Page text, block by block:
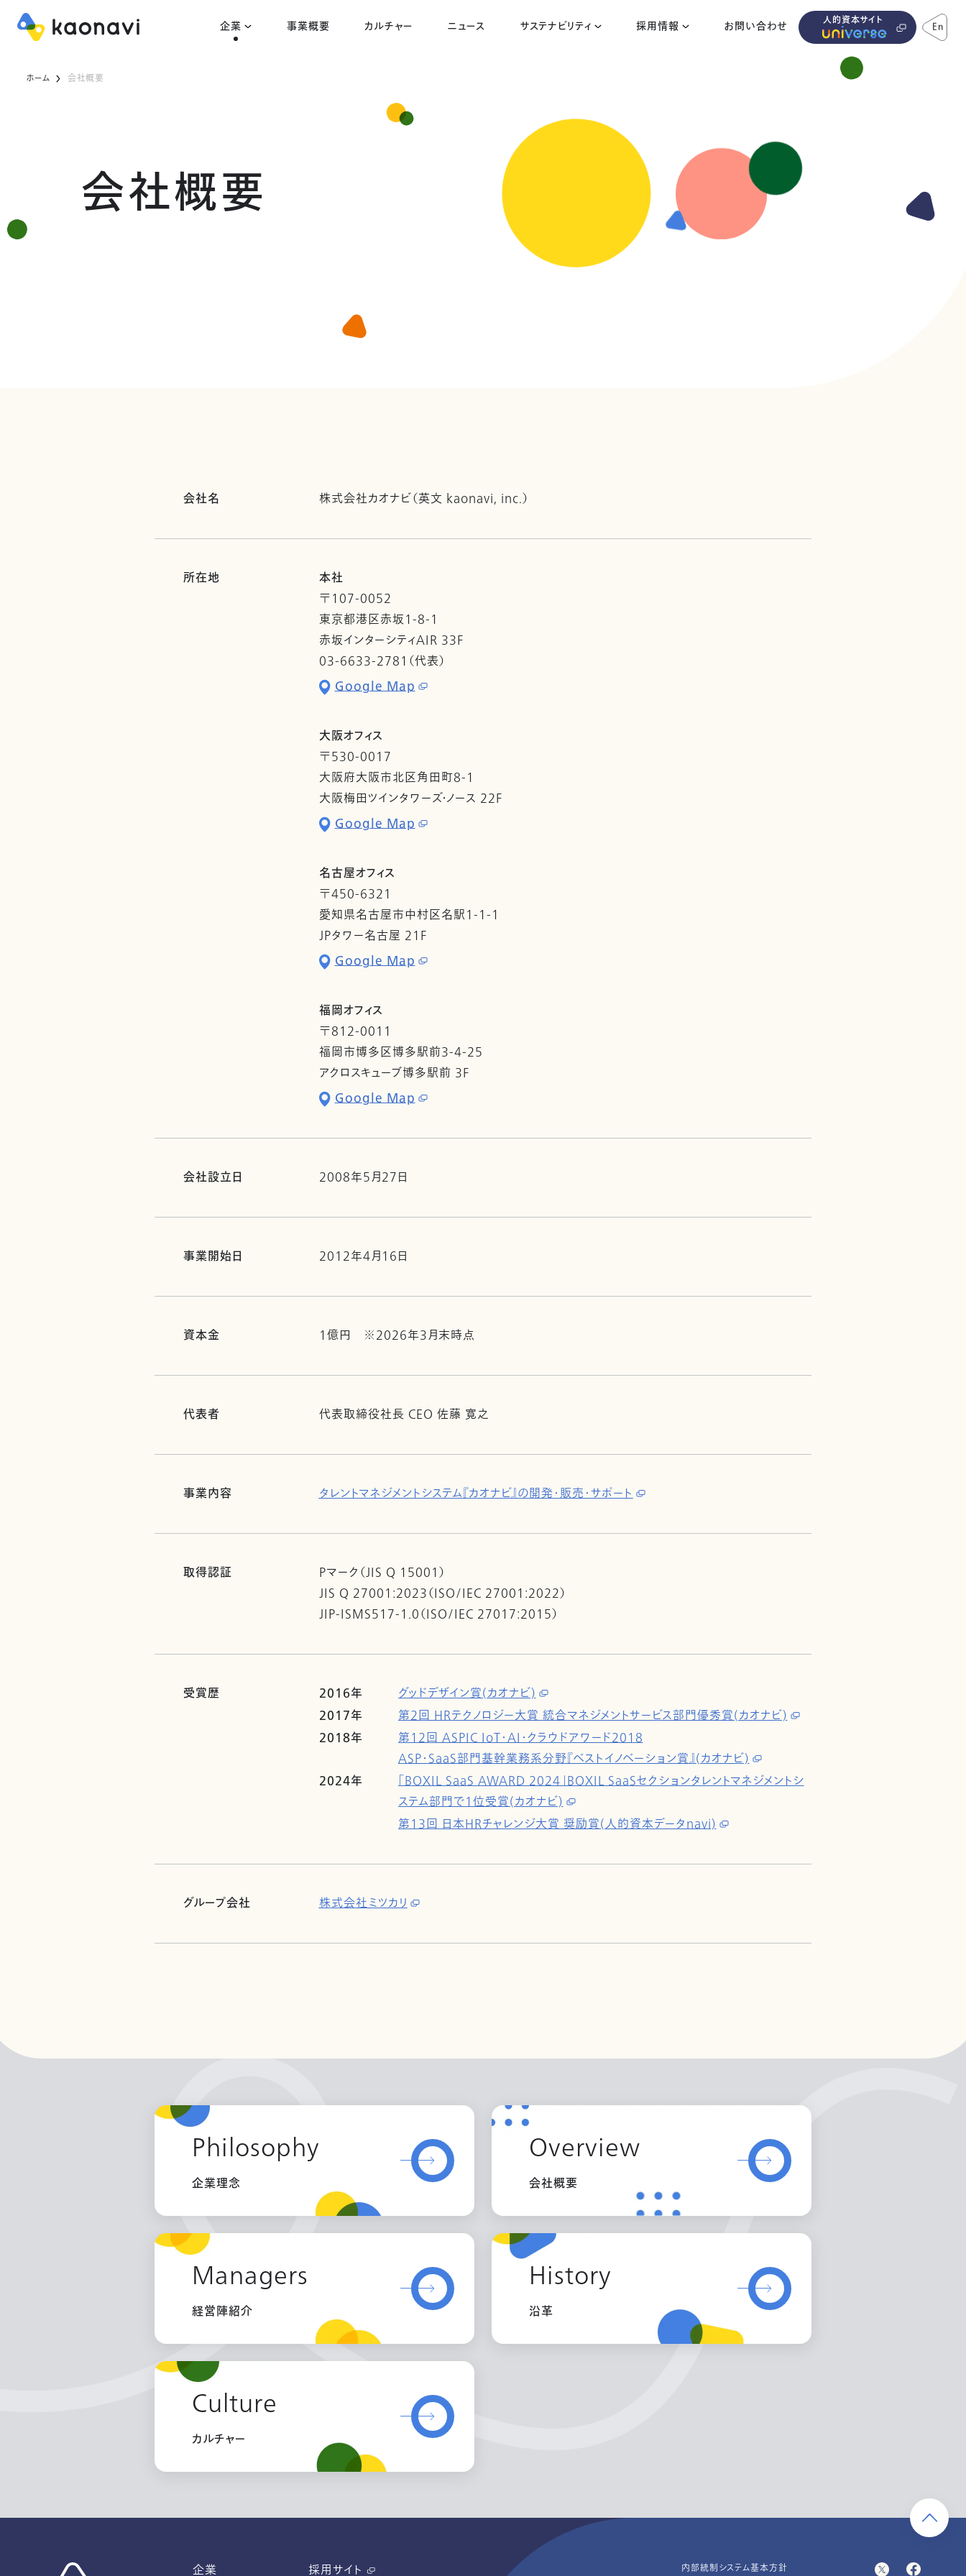
企業 事業概要 カルチャー ニュース サステナビリティ 採用情報 お問い合わせ 人的資本サイト En
ホーム 会社概要
会社概要
会社名 株式会社カオナビ（英文 kaonavi, inc.）
所在地
本社
〒107-0052
東京都港区赤坂1-8-1
赤坂インターシティAIR 33F
03-6633-2781（代表）
Google Map
大阪オフィス
〒530-0017
大阪府大阪市北区角田町8-1
大阪梅田ツインタワーズ・ノース 22F
Google Map
名古屋オフィス
〒450-6321
愛知県名古屋市中村区名駅1-1-1
JPタワー名古屋 21F
Google Map
福岡オフィス
〒812-0011
福岡市博多区博多駅前3-4-25
アクロスキューブ博多駅前 3F
Google Map
会社設立日 2008年5月27日
事業開始日 2012年4月16日
資本金 1億円 ※2026年3月末時点
代表者 代表取締役社長 CEO 佐藤 寛之
事業内容 タレントマネジメントシステム『カオナビ』の開発・販売・サポート
取得認証
Pマーク（JIS Q 15001）
JIS Q 27001:2023（ISO/IEC 27001:2022）
JIP-ISMS517-1.0（ISO/IEC 27017:2015）
受賞歴 2016年
グッドデザイン賞(カオナビ)
2017年
第2回 HRテクノロジー大賞 統合マネジメントサービス部門優秀賞(カオナビ)
2018年
第12回 ASPIC IoT・AI・クラウドアワード2018
ASP・SaaS部門基幹業務系分野『ベストイノベーション賞』(カオナビ)
2024年
「BOXIL SaaS AWARD 2024」BOXIL SaaSセクションタレントマネジメントシ
ステム部門で1位受賞(カオナビ)
第13回 日本HRチャレンジ大賞 奨励賞(人的資本データnavi)
グループ会社 株式会社ミツカリ
Philosophy
企業理念
Overview
会社概要
Managers
経営陣紹介
History
沿革
Culture
カルチャー
企業 採用サイト 内部統制システム基本方針